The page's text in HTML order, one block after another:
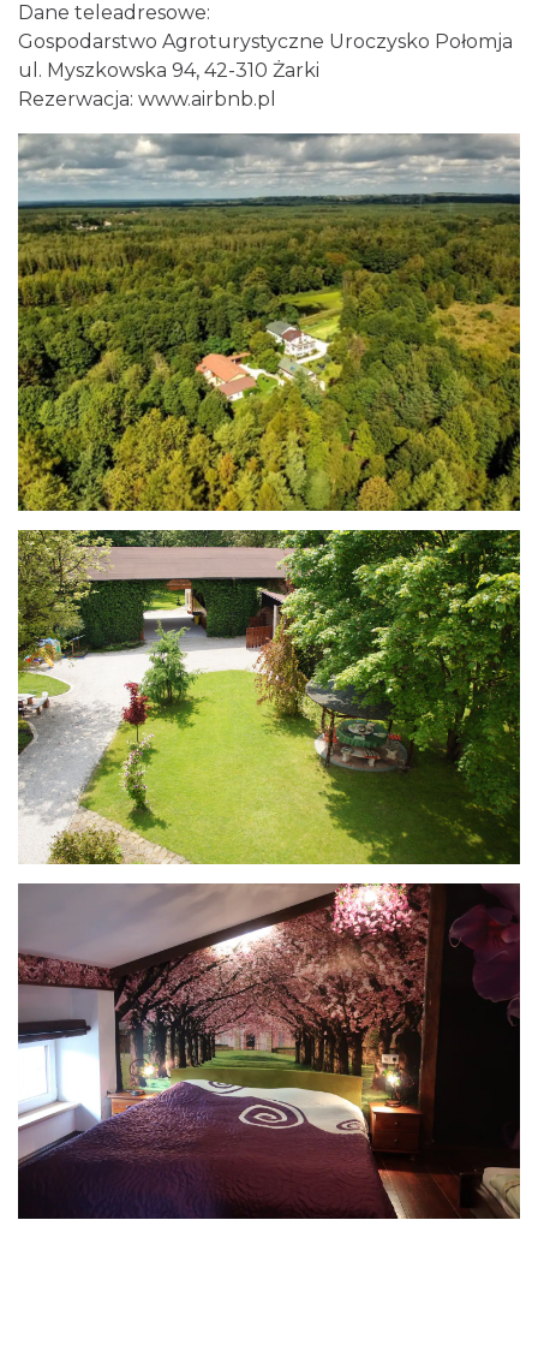
Dane teleadresowe:
Gospodarstwo Agroturystyczne Uroczysko Połomja
ul. Myszkowska 94, 42-310 Żarki
Rezerwacja: www.airbnb.pl